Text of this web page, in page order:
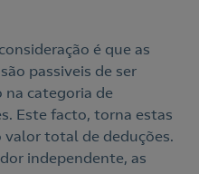
é que as
passiveis de ser
na categoria de
Este facto, torna estas
valor total de deduções.
independente, as